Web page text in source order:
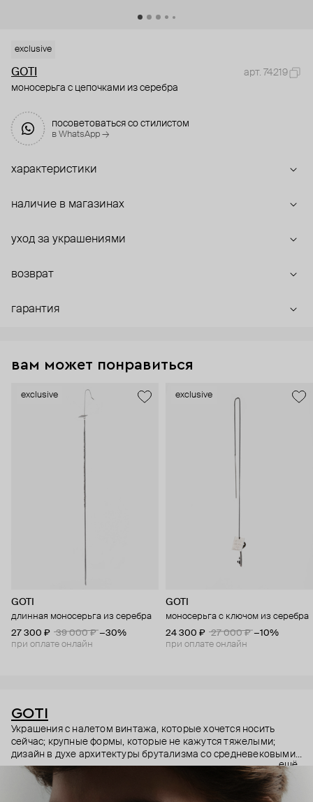
exclusive
GOTI
арт. 74219
моносерьга с цепочками из серебра
посоветоваться со стилистом
в WhatsApp →
характеристики
наличие в магазинах
уход за украшениями
возврат
гарантия
вам может понравиться
exclusive
GOTI
длинная моносерьга из серебра
27 300 ₽
39 000 ₽ −30%
при оплате онлайн
exclusive
GOTI
моносерьга с ключом из серебра
24 300 ₽
27 000 ₽ −10%
при оплате онлайн
GOTI
Украшения с налетом винтажа, которые хочется носить
сейчас; крупные формы, которые не кажутся тяжелыми;
дизайн в духе архитектуры брутализма со средневековыми
символами – эстетика итальянского бренда GOTI строится
на красивых парадоксах. Парадоксах, которые не
замечаешь, потому что элементы каждого украшения
ещё